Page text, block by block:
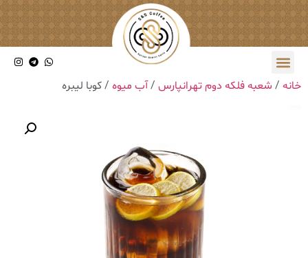
خانه / شعبه فلکه دوم تهرانپارس /آب میوه / کوبا لیبره